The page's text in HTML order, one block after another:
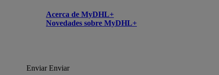
Acerca de MyDHL+
Novedades sobre MyDHL+
EnviarEnviar